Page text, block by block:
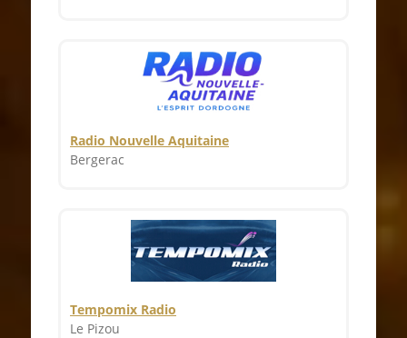
Radio Nouvelle Aquitaine
Bergerac
Tempomix Radio
Le Pizou